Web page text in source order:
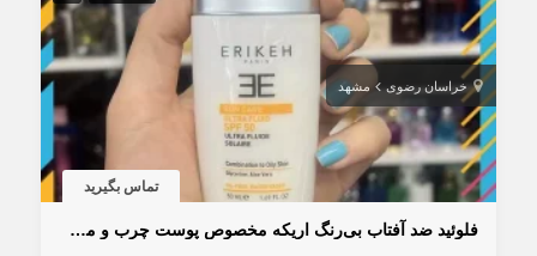
خراسان رضوی مشهد
تماس بگیرید
فلوئید ضد آفتاب بی‌رنگ اریکه مخصوص پوست چرب و مختلط SPF50